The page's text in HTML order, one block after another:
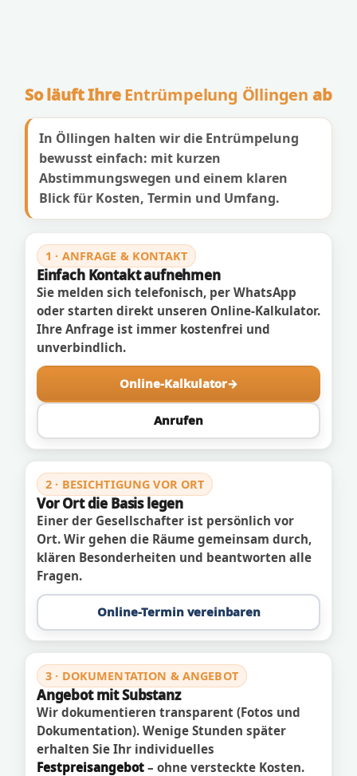
So läuft IhreEntrümpelung Öllingen ab
In Öllingen halten wir die Entrümpelung
bewusst einfach: mit kurzen
Abstimmungswegen und einem klaren
Blick für Kosten, Termin und Umfang.
1 · ANFRAGE & KONTAKT
Einfach Kontakt aufnehmen
Sie melden sich telefonisch, per WhatsApp
oder starten direkt unseren Online-Kalkulator.
Ihre Anfrage ist immer kostenfrei und
unverbindlich.
Online-Kalkulator
Anrufen
2 · BESICHTIGUNG VOR ORT
Vor Ort die Basis legen
Einer der Gesellschafter ist persönlich vor
Ort. Wir gehen die Räume gemeinsam durch,
klären Besonderheiten und beantworten alle
Fragen.
Online-Termin vereinbaren
3 · DOKUMENTATION & ANGEBOT
Angebot mit Substanz
Wir dokumentieren transparent (Fotos und
Dokumentation). Wenige Stunden später
erhalten Sie Ihr individuelles
Festpreisangebot – ohne versteckte Kosten.